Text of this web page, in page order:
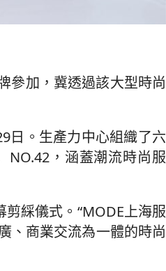
參加，冀透過該大型時尚
日。生產力中心組織了六
，涵蓋潮流時尚服
綵儀式。“MODE上海服
、商業交流為一體的時尚